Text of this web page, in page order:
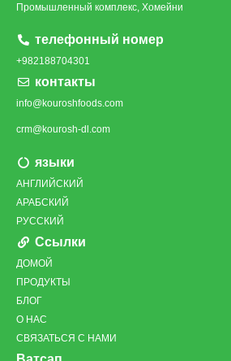
Промышленный комплекс, Хомейни
телефонный номер
+982188704301
контакты
info@kouroshfoods.com
crm@kourosh-dl.com
языки
АНГЛИЙСКИЙ
АРАБСКИЙ
РУССКИЙ
Ссылки
ДОМОЙ
ПРОДУКТЫ
БЛОГ
О НАС
СВЯЗАТЬСЯ С НАМИ